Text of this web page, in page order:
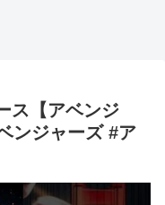
ス【アベンジ
ンジャーズ #ア